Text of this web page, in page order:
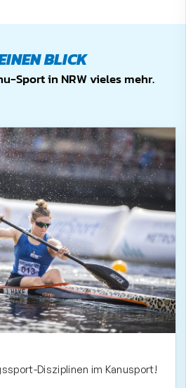
BLICK
Sport in NRW vieles mehr.
Disziplinen im Kanusport!